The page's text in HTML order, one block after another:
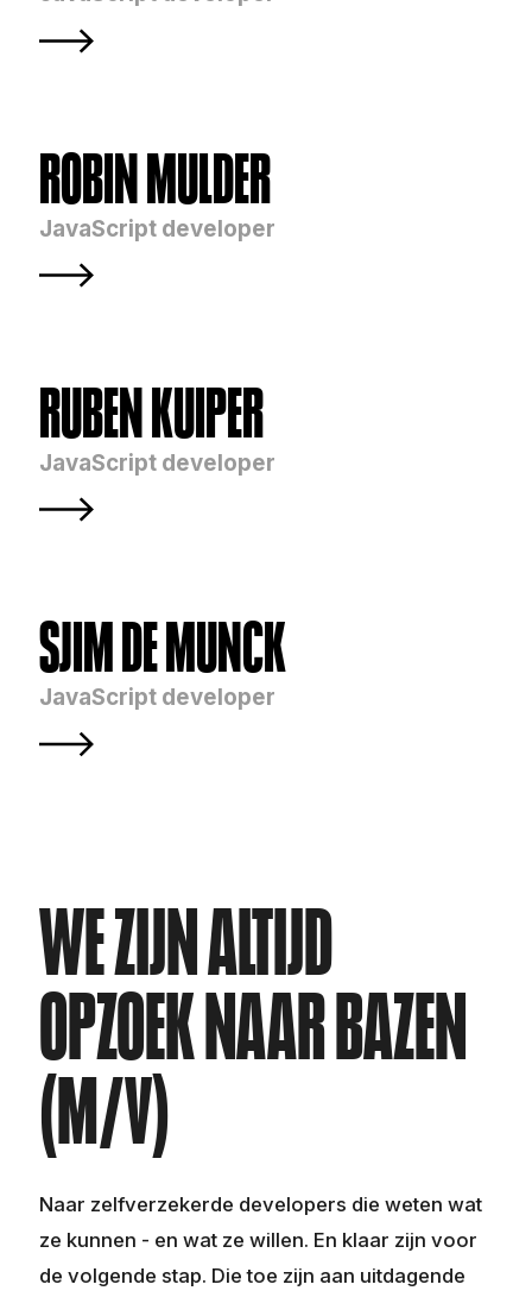
ROBIN MULDER
JavaScript developer
RUBEN KUIPER
JavaScript developer
SJIM DE MUNCK
JavaScript developer
WE ZIJN ALTIJD
OPZOEK NAAR BAZEN
(M/V)
Naar zelfverzekerde developers die weten wat
ze kunnen - en wat ze willen. En klaar zijn voor
de volgende stap. Die toe zijn aan uitdagende